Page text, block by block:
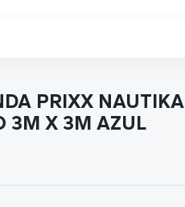
PRIXX NAUTIKA
3M X 3M AZUL